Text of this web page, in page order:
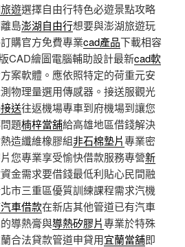
遊選擇自由行特色必遊景點攻略
島澎湖自由行想要與澎湖旅遊玩
購官方免費專業cad產品下載相容
CAD繪圖電腦輔助設計最新cad軟
案軟體。應依照特定的荷重元安
物理量選用傳感器。接送服觀光
送往返機場專車到府機場到讓您
題楠梓當舖給高雄地區借錢解決
造纖維橡膠組非石棉墊片專業密
您專業享受愉快借款服務專營新
金需求要借錢最低利貼心民間融
市三重區優質訓練課程需求汽機
車借款在新店其他管道已有汽車
導熱膏與導熱矽膠片專業於特殊
合法貸款管道申貸用宜蘭當舖即